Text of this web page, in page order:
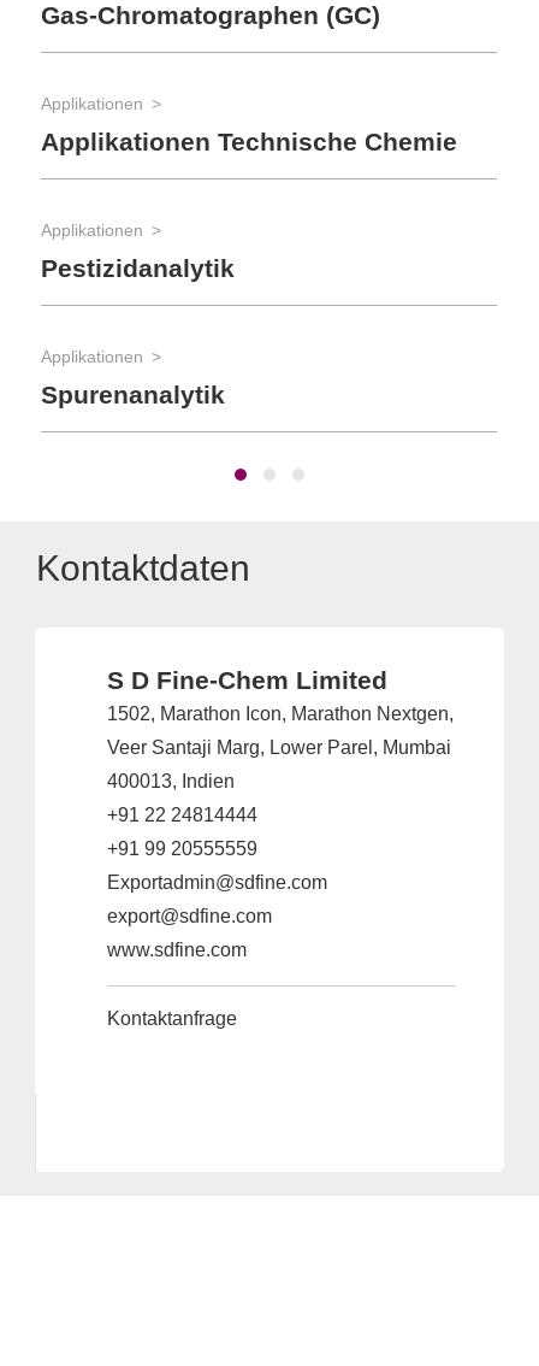
Gas-Chromatographen (GC)
Applikationen
Applikationen Technische Chemie
Applikationen
Pestizidanalytik
Applikationen
Spurenanalytik
Kontaktdaten
S D Fine-Chem Limited
1502, Marathon Icon, Marathon Nextgen,
Veer Santaji Marg, Lower Parel, Mumbai
400013, Indien
+91 22 24814444
+91 99 20555559
Exportadmin@sdfine.com
export@sdfine.com
www.sdfine.com
Kontaktanfrage